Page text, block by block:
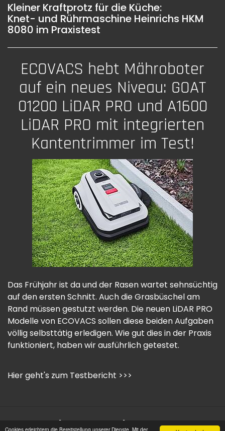
Cookies erleichtern die Bereitstellung unserer Dienste. Mit der
Kleiner Kraftprotz für die Küche:
Knet- und Rührmaschine Heinrichs HKM
8080 im Praxistest
ECOVACS hebt Mähroboter
auf ein neues Niveau: GOAT
01200 LiDAR PRO und A1600
LiDAR PRO mit integrierten
Kantentrimmer im Test!
Das Frühjahr ist da und der Rasen wartet sehnsüchtig
auf den ersten Schnitt. Auch die Grasbüschel am
Rand müssen gestutzt werden. Die neuen LiDAR PRO
Modelle von ECOVACS sollen diese beiden Aufgaben
völlig selbsttätig erledigen. Wie gut dies in der Praxis
funktioniert, haben wir ausführlich getestet.
Hier geht's zum Testbericht >>>
Impressum | Datenschutz |
Copyright © 2006 -